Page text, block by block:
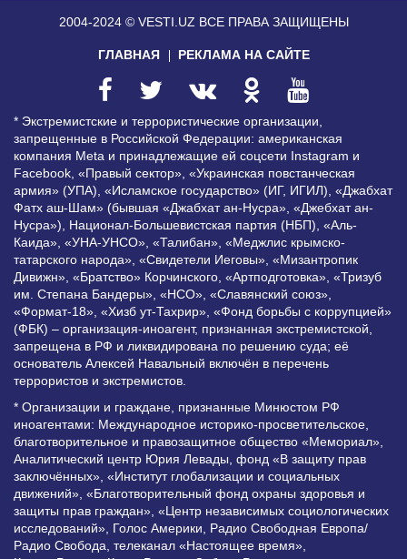
2004-2024 © VESTI.UZ ВСЕ ПРАВА ЗАЩИЩЕНЫ
ГЛАВНАЯ РЕКЛАМА НА САЙТЕ
* Экстремистские и террористические организации,
запрещенные в Российской Федерации: американская
компания Meta и принадлежащие ей соцсети Instagram и
Facebook, «Правый сектор», «Украинская повстанческая
армия» (УПА), «Исламское государство» (ИГ, ИГИЛ), «Джабхат
Фатх аш-Шам» (бывшая «Джабхат ан-Нусра», «Джебхат ан-
Нусра»), Национал-Большевистская партия (НБП), «Аль-
Каида», «УНА-УНСО», «Талибан», «Меджлис крымско-
татарского народа», «Свидетели Иеговы», «Мизантропик
Дивижн», «Братство» Корчинского, «Артподготовка», «Тризуб
им. Степана Бандеры», «НСО», «Славянский союз»,
«Формат-18», «Хизб ут-Тахрир», «Фонд борьбы с коррупцией»
(ФБК) – организация-иноагент, признанная экстремистской,
запрещена в РФ и ликвидирована по решению суда; её
основатель Алексей Навальный включён в перечень
террористов и экстремистов.
* Организации и граждане, признанные Минюстом РФ
иноагентами: Международное историко-просветительское,
благотворительное и правозащитное общество «Мемориал»,
Аналитический центр Юрия Левады, фонд «В защиту прав
заключённых», «Институт глобализации и социальных
движений», «Благотворительный фонд охраны здоровья и
защиты прав граждан», «Центр независимых социологических
исследований», Голос Америки, Радио Свободная Европа/
Радио Свобода, телеканал «Настоящее время»,